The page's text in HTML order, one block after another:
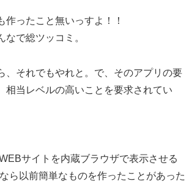
作ったこと無いっすよ！！
なで総ツッコミ。
、それでもやれと。で、そのアプリの要
相当レベルの高いことを要求されてい
サイトを内蔵ブラウザで表示させる
ら以前簡単なものを作ったことがあった